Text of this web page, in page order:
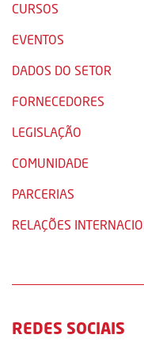
CURSOS
EVENTOS
DADOS DO SETOR
FORNECEDORES
LEGISLAÇÃO
COMUNIDADE
PARCERIAS
RELAÇÕES
REDES SOCIAIS